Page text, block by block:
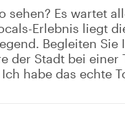
sehen? Es wartet
Erlebnis liegt
Begleiten
der Stadt bei
habe das echte